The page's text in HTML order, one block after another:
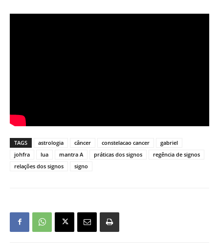
TAGS astrologia câncer constelacao cancer
gabriel
johfra
lua mantra A práticas dos signos
regência de signos
relações dos signos
signo